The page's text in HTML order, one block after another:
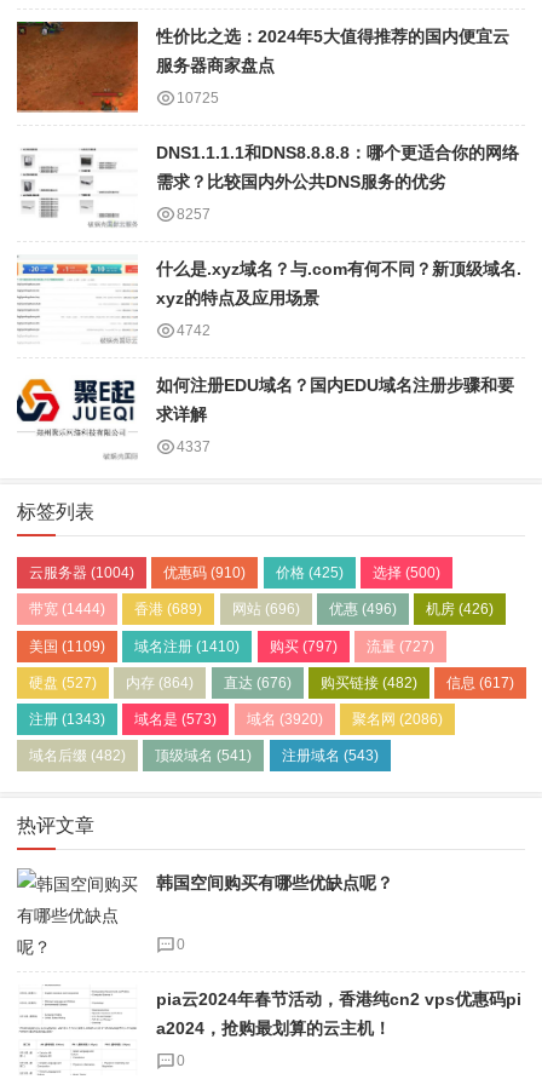
性价比之选：2024年5大值得推荐的国内便宜云
服务器商家盘点
10725
DNS1.1.1.1和DNS8.8.8.8：哪个更适合你的网络
需求？比较国内外公共DNS服务的优劣
8257
什么是.xyz域名？与.com有何不同？新顶级域名.
xyz的特点及应用场景
4742
如何注册EDU域名？国内EDU域名注册步骤和要
求详解
4337
标签列表
云服务器 (1004) 优惠码 (910) 价格(425) 选择(500)
带宽 (1444) 香港 (689) 网站(696) 优惠(496) 机房 (426)
美国 (1109) 域名注册 (1410) 购买(797) 流量(727)
硬盘 (527) 内存 (864) 直达 (676) 购买链接(482) 信息 (617)
注册 (1343) 域名是 (573) 域名 (3920) 聚名网 (2086)
域名后缀 (482) 顶级域名 (541) 注册域名 (543)
热评文章
韩国空间购买有哪些优缺点呢？
0
pia云2024年春节活动，香港纯cn2 vps优惠码pi
a2024，抢购最划算的云主机！
0